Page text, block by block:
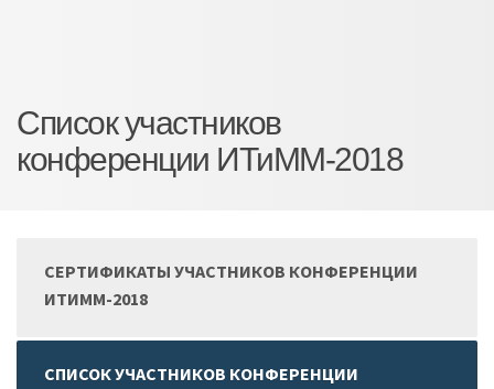
Список участников
конференции ИТиММ-2018
СЕРТИФИКАТЫ УЧАСТНИКОВ КОНФЕРЕНЦИИ
ИТИММ-2018
СПИСОК УЧАСТНИКОВ КОНФЕРЕНЦИИ